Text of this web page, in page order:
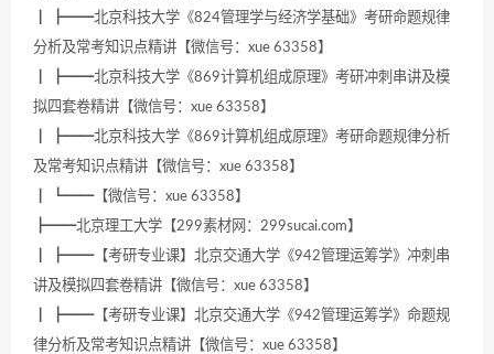
┃ ┣━━北京科技大学《824管理学与经济学基础》考研命题规律
分析及常考知识点精讲【微信号：xue 63358】
┃ ┣━━北京科技大学《869计算机组成原理》考研冲刺串讲及模
拟四套卷精讲【微信号：xue 63358】
┃ ┣━━北京科技大学《869计算机组成原理》考研命题规律分析
及常考知识点精讲【微信号：xue 63358】
┃ ┗━━【微信号：xue 63358】
┣━━北京理工大学【299素材网：299sucai.com】
┃ ┣━━【考研专业课】北京交通大学《942管理运筹学》冲刺串
讲及模拟四套卷精讲【微信号：xue 63358】
┃ ┣━━【考研专业课】北京交通大学《942管理运筹学》命题规
律分析及常考知识点精讲【微信号：xue 63358】